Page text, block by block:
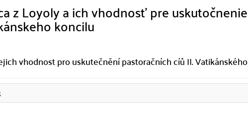
z Loyoly a ich vhodnosť pre uskutočnenie
koncilu
vhodnost pro uskutečnění pastoračních cíů II. Vatikánského